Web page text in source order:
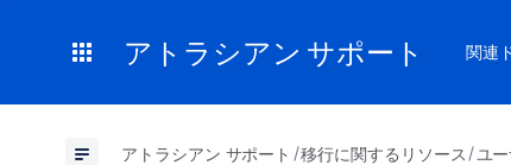
アトラシアン サポート 関連
アトラシアン サポート 移行に関するリソース ユ